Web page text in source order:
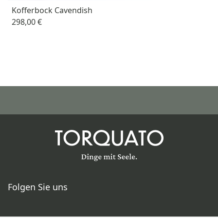
Kofferbock Cavendish
298,00 €
Folgen Sie uns